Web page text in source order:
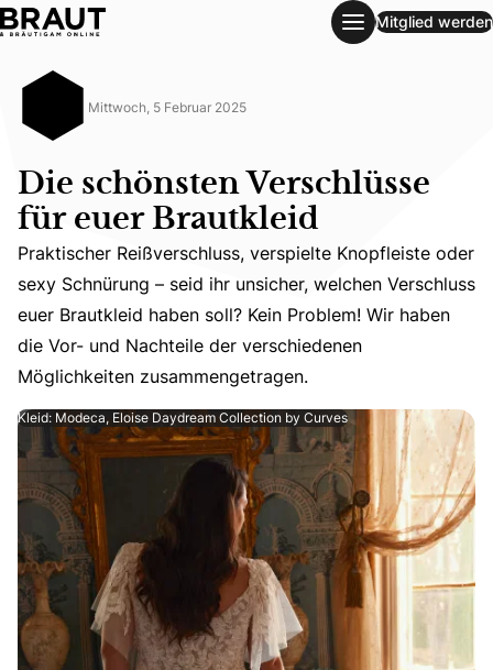
Die schönsten Verschlüsse für euer Brautkleid
Mitglied werden
Mittwoch, 5 Februar 2025
Die schönsten Verschlüsse
für euer Brautkleid
Praktischer Reißverschluss, verspielte Knopfleiste oder
Praktischer Reißverschluss, verspielte Knopfleiste oder
sexy Schnürung – seid ihr unsicher, welchen Verschluss
euer Brautkleid haben soll? Kein Problem! Wir haben
die Vor- und Nachteile der verschiedenen
Möglichkeiten zusammengetragen.
Kleid: Modeca, Eloise Daydream Collection by Curves